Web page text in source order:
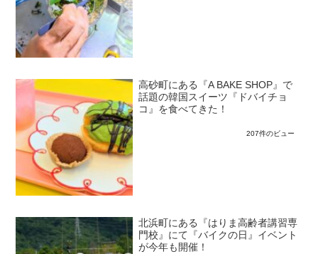
高砂町にある『A BAKE SHOP』で
話題の韓国スイーツ『ドバイチョ
コ』を食べてきた！
207件のビュー
北浜町にある『はりま高齢者講習専
門校』にて『バイクの日』イベント
が今年も開催！